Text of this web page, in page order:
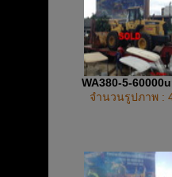
WA380-5-
จำนวนรูปภาพ :